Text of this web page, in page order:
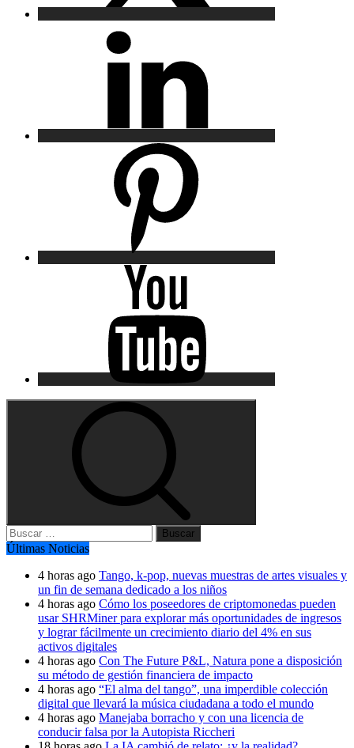
Buscar:
Últimas Noticias
4 horas ago Tango, k-pop, nuevas muestras de artes visuales y
un fin de semana dedicado a los niños
4 horas ago Cómo los poseedores de criptomonedas pueden
usar SHRMiner para explorar más oportunidades de ingresos
y lograr fácilmente un crecimiento diario del 4% en sus
activos digitales
4 horas ago Con The Future P&L, Natura pone a disposición
su método de gestión financiera de impacto
4 horas ago “El alma del tango”, una imperdible colección
digital que llevará la música ciudadana a todo el mundo
4 horas ago Manejaba borracho y con una licencia de
conducir falsa por la Autopista Riccheri